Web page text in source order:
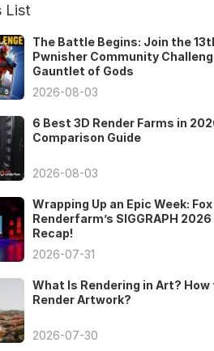
List
The Battle Begins: Join the
Pwnisher Community
Gauntlet of Gods
2026-08-03
6 Best 3D Render Farms in
Comparison Guide
2026-08-03
Wrapping Up an Epic Week: Fox
Renderfarm’s SIGGRAPH 2026
Recap!
2026-07-31
What Is Rendering in Art? How
Render Artwork?
2026-07-30